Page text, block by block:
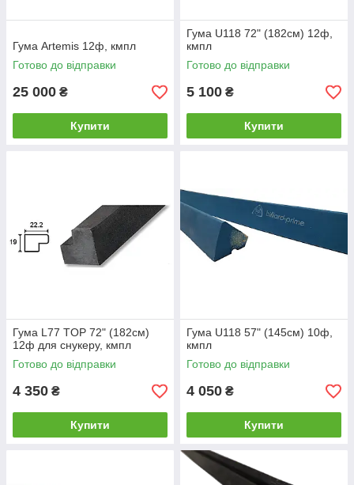
Гума Artemis 12ф, кмпл
Готово до відправки
25 000 ₴
Купити
Гума U118 72" (182см) 12ф,
кмпл
Готово до відправки
5 100 ₴
Купити
Гума L77 TOP 72" (182см)
12ф для снукеру, кмпл
Готово до відправки
4 350 ₴
Купити
Гума U118 57" (145см) 10ф,
кмпл
Готово до відправки
4 050 ₴
Купити